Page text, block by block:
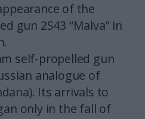
of the
gun 2S43 “Malva” in
self-propelled gun
analogue of
Its arrivals to
only in the fall of